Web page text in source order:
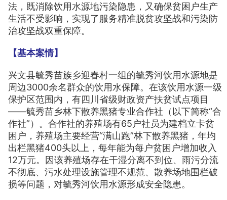
法，既消除饮用水源地污染隐患，又确保贫困户生产
生活不受影响，实现了服务精准脱贫攻坚战和污染防
治攻坚战双重保障。
【基本案情】
兴文县毓秀苗族乡迎春村一组的毓秀河饮用水源地是
周边3000余名群众的饮用水保障。在该饮用水源一级
保护区范围内，有四川省级财政资产扶贫试点项目
——毓秀苗乡林下散养黑猪专业合作社（以下简称“合
作社”）。合作社的养殖场有65户社员为建档立卡贫
困户，养殖场主要经营“满山跑”林下散养黑猪，年均
出栏黑猪400头以上，每年能为每户贫困户增加收入
12万元。因该养殖场存在干湿分离不到位、雨污分流
不彻底、污水处理设施管理不规范、散养场地围栏破
损等问题，对毓秀河饮用水源形成安全隐患。